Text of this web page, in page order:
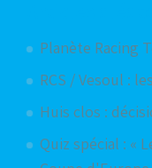
Planète Racing
RCS / Vesoul :
Huis clos :
Quiz spécial : «